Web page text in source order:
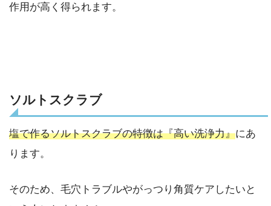
作用が高く得られます。
ソルトスクラブ
塩で作るソルトスクラブの特徴は『高い洗浄力』にあ
ります。
そのため、毛穴トラブルやがっつり角質ケアしたいと